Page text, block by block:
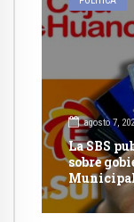
agosto 7,
La SBS
sobre